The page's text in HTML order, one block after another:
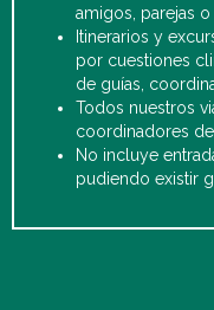
amigos, parejas o
Itinerarios y
por cuestiones
de guías,
Todos nuestros
coordinadores
No incluye
pudiendo existir